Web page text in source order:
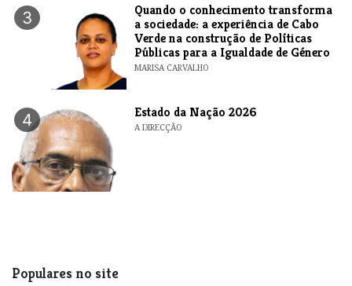
3
Quando o conhecimento transforma
a sociedade: a experiência de Cabo
Verde na construção de Políticas
Públicas para a Igualdade de Género
MARISA CARVALHO
4 Estado da Nação 2026
A DIRECÇÃO
Populares no site